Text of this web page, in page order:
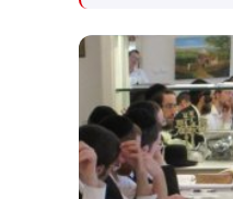
שיתוף פעולה יהודי ערבי
האזרחי. השאלה היחידה האם
המהלך יעבור את מוסדות
המפלגה ויגיע לקו הסיום.
הועידה של רע״ם צפויה
ב-22.8